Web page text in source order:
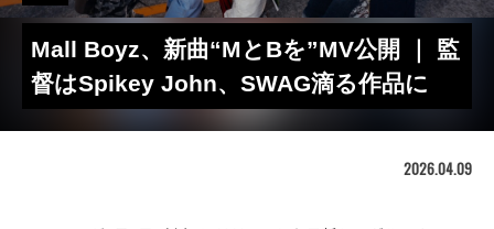
Mall Boyz、新曲“MとBを”MV公開 ｜ 監
督はSpikey John、SWAG滴る作品に
2026.04.09